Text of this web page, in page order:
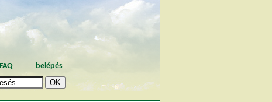
FAQ belépés